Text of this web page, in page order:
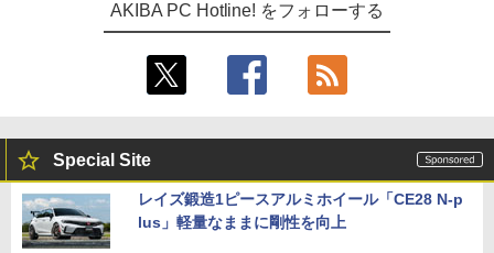
AKIBA PC Hotline! をフォローする
Special Site
レイズ鍛造1ピースアルミホイール「CE28 N-p
lus」軽量なままに剛性を向上